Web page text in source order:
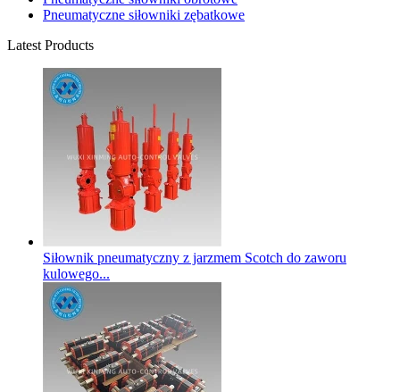
Pneumatyczne siłowniki zębatkowe
Latest Products
Siłownik pneumatyczny z jarzmem Scotch do zaworu
kulowego...